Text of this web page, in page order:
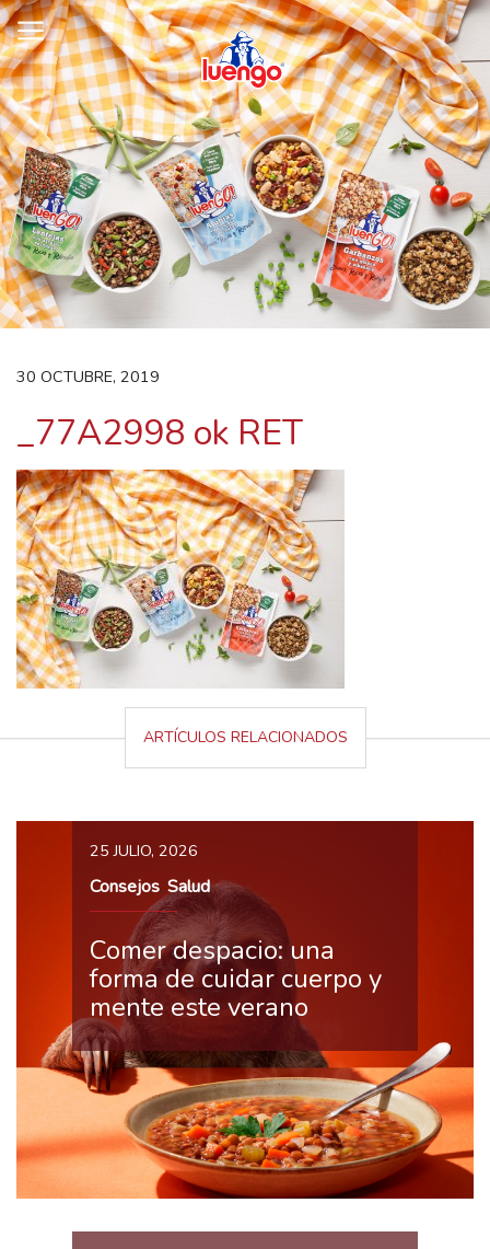
Skip
to
content
30 OCTUBRE, 2019
_77A2998 ok RET
ARTÍCULOS RELACIONADOS
25 JULIO, 2026
Consejos, Salud
Comer despacio: una
forma de cuidar cuerpo y
mente este verano